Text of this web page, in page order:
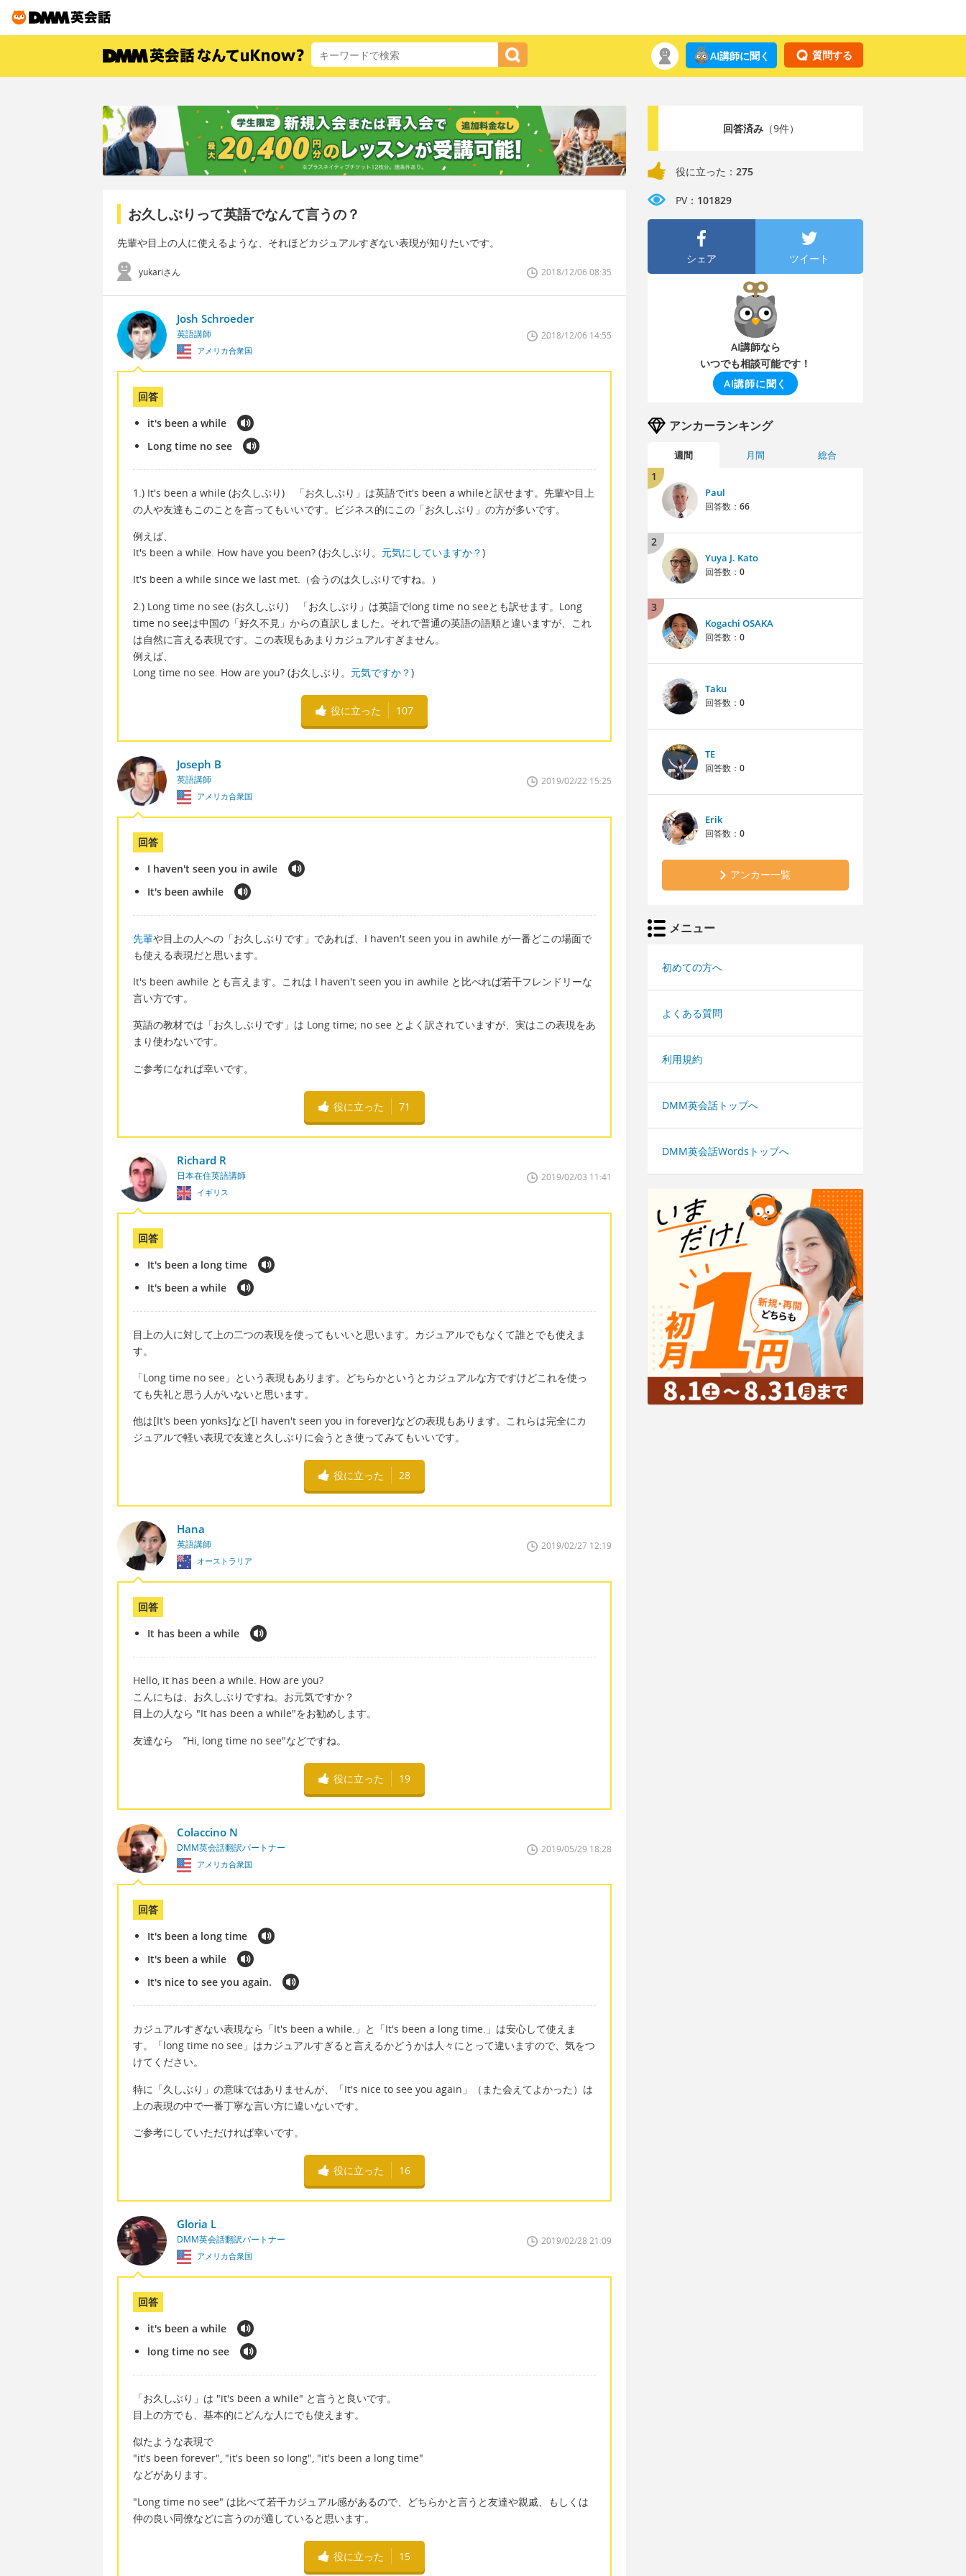
質問する
AI講師に聞く
お久しぶりって英語でなんて言うの？
先輩や目上の人に使えるような、それほどカジュアルすぎない表現が知りたいです。
yukariさん 2018/12/06 08:35
Josh Schroeder
英語講師
アメリカ合衆国
2018/12/06 14:55
回答
it's been a while
Long time no see
1.) It's been a while (お久しぶり) 「お久しぶり」は英語でit's been a whileと訳せます。先輩や目上
の人や友達もこのことを言ってもいいです。ビジネス的にこの「お久しぶり」の方が多いです。
例えば、
It's been a while. How have you been? (お久しぶり。 元気にしていますか？)
It's been a while since we last met.（会うのは久しぶりですね。）
2.) Long time no see (お久しぶり) 「お久しぶり」は英語でlong time no seeとも訳せます。Long
time no seeは中国の「好久不見」からの直訳しました。それで普通の英語の語順と違いますが、これ
は自然に言える表現です。この表現もあまりカジュアルすぎません。
例えば、
Long time no see. How are you? (お久しぶり。 元気ですか？)
役に立った 107
Joseph B
英語講師
アメリカ合衆国
2019/02/22 15:25
回答
I haven't seen you in awile
It's been awhile
先輩や目上の人への「お久しぶりです」であれば、I haven't seen you in awhile が一番どこの場面で
も使える表現だと思います。
It's been awhile とも言えます。これは I haven't seen you in awhile と比べれば若干フレンドリーな
言い方です。
英語の教材では「お久しぶりです」は Long time; no see とよく訳されていますが、実はこの表現をあ
まり使わないです。
ご参考になれば幸いです。
役に立った 71
Richard R
日本在住英語講師
イギリス
2019/02/03 11:41
回答
It's been a long time
It's been a while
目上の人に対して上の二つの表現を使ってもいいと思います。カジュアルでもなくて誰とでも使えま
す。
「Long time no see」という表現もあります。どちらかというとカジュアルな方ですけどこれを使っ
ても失礼と思う人がいないと思います。
他は[It's been yonks]など[I haven't seen you in forever]などの表現もあります。これらは完全にカ
ジュアルで軽い表現で友達と久しぶりに会うとき使ってみてもいいです。
役に立った 28
Hana
英語講師
オーストラリア
2019/02/27 12:19
回答
It has been a while
Hello, it has been a while. How are you?
こんにちは、お久しぶりですね。お元気ですか？
目上の人なら "It has been a while"をお勧めします。
友達なら ”Hi, long time no see"などですね。
役に立った 19
Colaccino N
DMM英会話翻訳パートナー
アメリカ合衆国
2019/05/29 18:28
回答
It's been a long time
It's been a while
It's nice to see you again.
カジュアルすぎない表現なら「It's been a while.」と「It's been a long time.」は安心して使えま
す。「long time no see」はカジュアルすぎると言えるかどうかは人々にとって違いますので、気をつ
けてください。
特に「久しぶり」の意味ではありませんが、「It's nice to see you again」（また会えてよかった）は
上の表現の中で一番丁寧な言い方に違いないです。
ご参考にしていただければ幸いです。
役に立った 16
Gloria L
DMM英会話翻訳パートナー
アメリカ合衆国
2019/02/28 21:09
回答
it's been a while
long time no see
「お久しぶり」は "it's been a while" と言うと良いです。
目上の方でも、基本的にどんな人にでも使えます。
似たような表現で
"it's been forever", "it's been so long", "it's been a long time"
などがあります。
"Long time no see" は比べて若干カジュアル感があるので、どちらかと言うと友達や親戚、もしくは
仲の良い同僚などに言うのが適していると思います。
役に立った 15
回答済み（9件）
役に立った： 275
PV： 101829
シェア ツイート
AI講師なら
いつでも相談可能です！
AI講師に聞く
アンカーランキング
週間 月間 総合
1
Paul
回答数： 66
2
Yuya J. Kato
回答数： 0
3
Kogachi OSAKA
回答数： 0
Taku
回答数： 0
TE
回答数： 0
Erik
回答数： 0
アンカー一覧
メニュー
初めての方へ
よくある質問
利用規約
DMM英会話トップへ
DMM英会話Wordsトップへ